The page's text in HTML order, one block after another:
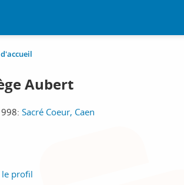
Aubert
Sacré Coeur, Caen
le profil